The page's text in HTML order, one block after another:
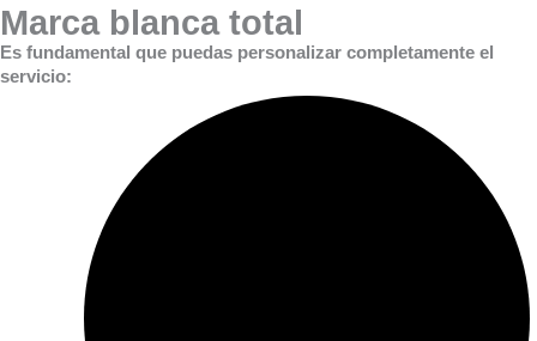
Marca blanca total
Es fundamental que puedas personalizar completamente el
servicio: